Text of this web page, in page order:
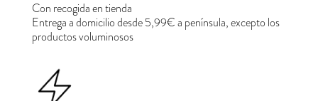
Con recogida en tienda
Entrega a domicilio desde 5,99€ a península, excepto los
productos voluminosos